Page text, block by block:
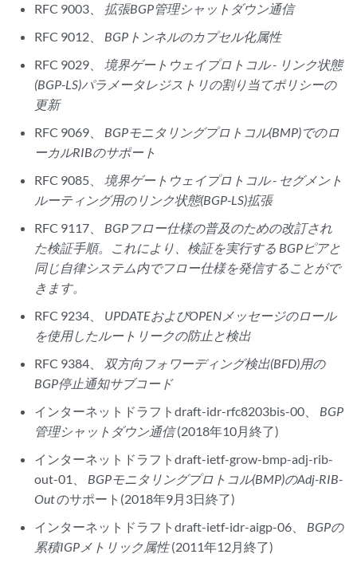
RFC 9003、 拡張BGP管理シャットダウン通信
RFC 9012、 BGPトンネルのカプセル化属性
RFC 9029、境界ゲートウェイプロトコル - リンク状態
(BGP-LS)パラメータレジストリの割り当てポリシーの
更新
RFC 9069、 BGPモニタリングプロトコル(BMP)でのロ
ーカルRIBのサポート
RFC 9085、境界ゲートウェイプロトコル - セグメント
ルーティング用のリンク状態(BGP-LS)拡張
RFC 9117、 BGPフロー仕様の普及のための改訂され
た検証手順。これにより、検証を実行する BGPピアと
同じ自律システム内でフロー仕様を発信することがで
きます。
RFC 9234、 UPDATEおよびOPENメッセージのロール
を使用したルートリークの防止と検出
RFC 9384、 双方向フォワーディング検出(BFD)用の
BGP停止通知サブコード
インターネットドラフトdraft-idr-rfc8203bis-00、 BGP
管理シャットダウン通信(2018年10月終了)
インターネットドラフトdraft-ietf-grow-bmp-adj-rib-
out-01、 BGPモニタリングプロトコル(BMP)のAdj-RIB-
Outのサポート(2018年9月3日終了)
インターネットドラフトdraft-ietf-idr-aigp-06、 BGPの
累積IGPメトリック属性(2011年12月終了)